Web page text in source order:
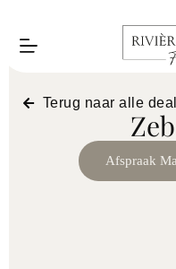
Terug naar alle
Afspraak